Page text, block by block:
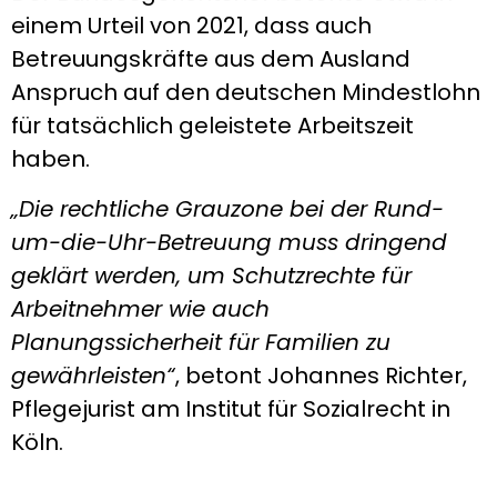
einem Urteil von 2021, dass auch
Betreuungskräfte aus dem Ausland
Anspruch auf den deutschen Mindestlohn
für tatsächlich geleistete Arbeitszeit
haben.
„Die rechtliche Grauzone bei der Rund-
um-die-Uhr-Betreuung muss dringend
geklärt werden, um Schutzrechte für
Arbeitnehmer wie auch
Planungssicherheit für Familien zu
gewährleisten“, betont Johannes Richter,
Pflegejurist am Institut für Sozialrecht in
Köln.